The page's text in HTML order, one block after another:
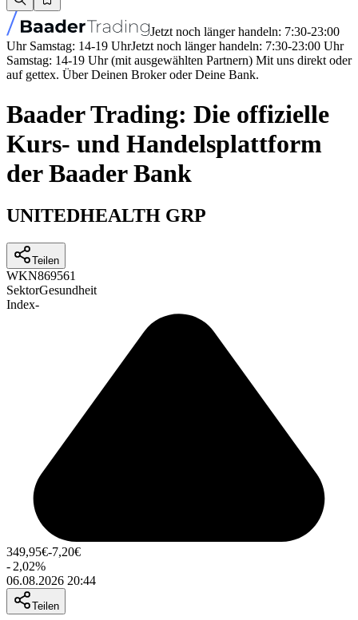
Jetzt noch länger handeln: 7:30-23:00
Uhr Samstag: 14-19 UhrJetzt noch länger handeln: 7:30-23:00 Uhr
Samstag: 14-19 Uhr (mit ausgewählten Partnern) Mit uns direkt oder
auf gettex. Über Deinen Broker oder Deine Bank.
Baader Trading: Die offizielle
Kurs- und Handelsplattform
der Baader Bank
UNITEDHEALTH GRP
Teilen
WKN869561
SektorGesundheit
Index-
349,95€-7,20€
- 2,02%
06.08.2026 20:44
Teilen